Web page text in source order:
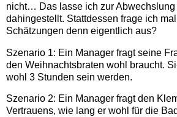
nicht… Das lasse ich zur Abwechslung
dahingestellt. Stattdessen frage ich
Schätzungen denn eigentlich aus?
Szenario 1: Ein Manager fragt seine
den Weihnachtsbraten wohl braucht.
wohl 3 Stunden sein werden.
Szenario 2: Ein Manager fragt den
Vertrauens, wie lang er wohl für die